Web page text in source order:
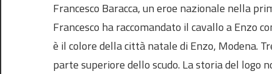
Francesco Baracca, un eroe nazionale nella
Francesco ha raccomandato il cavallo a Enzo
è il colore della città natale di Enzo, Modena.
parte superiore dello scudo. La storia del logo